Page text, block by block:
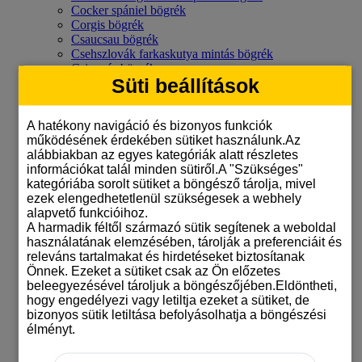
Cocker spániel bögrék
Corgis bögrék
Csaucsau bögrék
Csehszlovák farkaskutya mintás bögrék
Csivavás bögrék
Dalmatás bögrék
Dandie Dinmont-terrier mintás bögrék
Erdélyi kopó bögre
Foxterrier mintás bögrék
Francia bulldog bögrék
Golden-Retriever mintás bögrék
Hannoveri véreb mintás bögrék
Holland juhászkutyás bögre
Husky
Ír szetter mintás bögrék
Jack russel terrier bögrék
Kaukázusi juhász mintás bögrék
Kis olasz agár bögrék
Komondoros bögrék
Kuvaszos bögrék
Labradoros bögrék
Leonbergi mintás bögrék
Süti beállítások
A hatékony navigáció és bizonyos funkciók
működésének érdekében sütiket használunk.Az
alábbiakban az egyes kategóriák alatt részletes
információkat talál minden sütiről.A "Szükséges"
kategóriába sorolt sütiket a böngésző tárolja, mivel
ezek elengedhetetlenül szükségesek a webhely
alapvető funkcióihoz.
A harmadik féltől származó sütik segítenek a weboldal
használatának elemzésében, tárolják a preferenciáit és
releváns tartalmakat és hirdetéseket biztosítanak
Önnek. Ezeket a sütiket csak az Ön előzetes
beleegyezésével tároljuk a böngészőjében.Eldöntheti,
hogy engedélyezi vagy letiltja ezeket a sütiket, de
bizonyos sütik letiltása befolyásolhatja a böngészési
élményt.